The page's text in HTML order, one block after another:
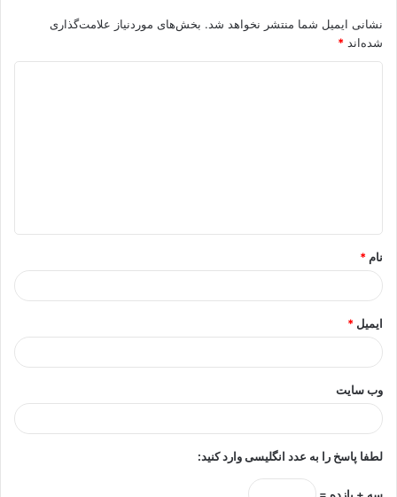
نشانی ایمیل شما منتشر نخواهد شد. بخش‌های موردنیاز علامت‌گذاری
شده‌اند *
*
نام *
ایمیل *
وب‌ سایت
لطفا پاسخ را به عدد انگلیسی وارد کنید: